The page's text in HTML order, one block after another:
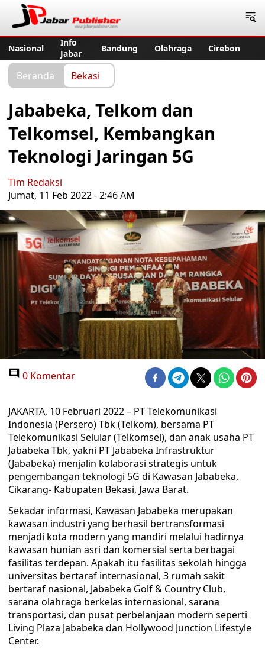
Nasional
Info
Jabar
Bandung Olahraga Cirebon
Beranda Bekasi
Jababeka, Telkom dan
Telkomsel, Kembangkan
Teknologi Jaringan 5G
Tim Redaksi
Jumat, 11 Feb 2022 - 2:46 AM
0 Komentar
JAKARTA, 10 Februari 2022 – PT Telekomunikasi
Indonesia (Persero) Tbk (Telkom), bersama PT
Telekomunikasi Selular (Telkomsel), dan anak usaha PT
Jababeka Tbk, yakni PT Jababeka Infrastruktur
(Jababeka) menjalin kolaborasi strategis untuk
pengembangan teknologi 5G di Kawasan Jababeka,
Cikarang- Kabupaten Bekasi, Jawa Barat.
Sekadar informasi, Kawasan Jababeka merupakan
kawasan industri yang berhasil bertransformasi
menjadi kota modern yang mandiri melalui hadirnya
kawasan hunian asri dan komersial serta berbagai
fasilitas terdepan. Apakah itu fasilitas sekolah hingga
universitas bertaraf internasional, 3 rumah sakit
bertaraf nasional, Jababeka Golf & Country Club,
sarana olahraga berkelas internasional, sarana
transportasi, dan pusat perbelanjaan modern seperti
Living Plaza Jababeka dan Hollywood Junction Lifestyle
Center.